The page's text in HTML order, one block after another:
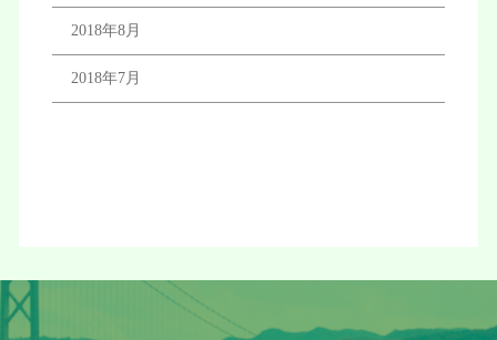
2018年8月
2018年7月